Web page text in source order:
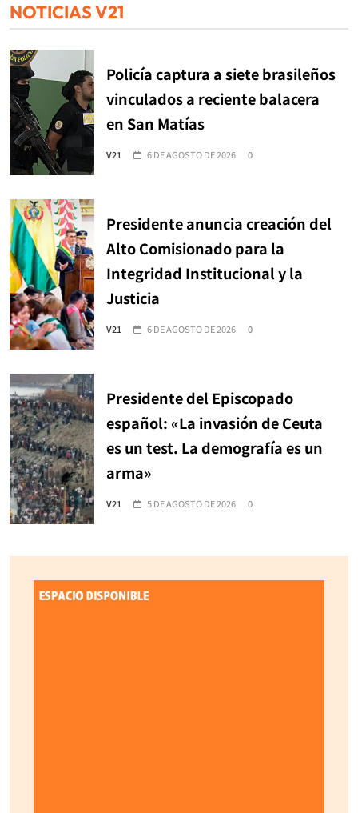
NOTICIAS V21
Policía captura a siete brasileños
vinculados a reciente balacera
en San Matías
V21 6 DE AGOSTO DE 2026 0
Presidente anuncia creación del
Alto Comisionado para la
Integridad Institucional y la
Justicia
V21 6 DE AGOSTO DE 2026 0
Presidente del Episcopado
español: «La invasión de Ceuta
es un test. La demografía es un
arma»
V21 5 DE AGOSTO DE 2026 0